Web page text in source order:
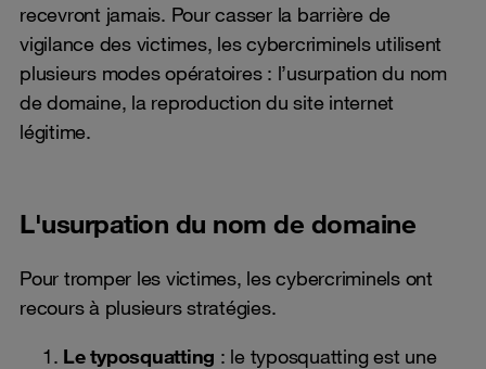
recevront jamais. Pour casser la barrière de
vigilance des victimes, les cybercriminels utilisent
plusieurs modes opératoires : l’usurpation du nom
de domaine, la reproduction du site internet
légitime.
L'usurpation du nom de domaine
Pour tromper les victimes, les cybercriminels ont
recours à plusieurs stratégies.
Le typosquatting : le typosquatting est une